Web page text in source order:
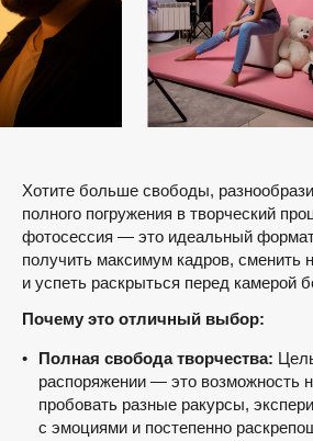
Хотите больше свободы,
полного погружения в творческий
фотосессия — это идеальный формат
получить максимум кадров, сменить
и успеть раскрыться перед камерой
Почему это отличный выбор:
Полная свобода творчества:
распоряжении — это возможность
пробовать разные ракурсы,
с эмоциями и постепенно